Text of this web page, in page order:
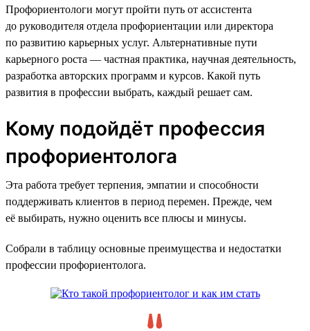
Профориентологи могут пройти путь от ассистента
до руководителя отдела профориентации или директора
по развитию карьерных услуг. Альтернативные пути
карьерного роста — частная практика, научная деятельность,
разработка авторских программ и курсов. Какой путь
развития в профессии выбрать, каждый решает сам.
Кому подойдёт профессия
профориентолога
Эта работа требует терпения, эмпатии и способности
поддерживать клиентов в период перемен. Прежде, чем
её выбирать, нужно оценить все плюсы и минусы.
Собрали в таблицу основные преимущества и недостатки
профессии профориентолога.